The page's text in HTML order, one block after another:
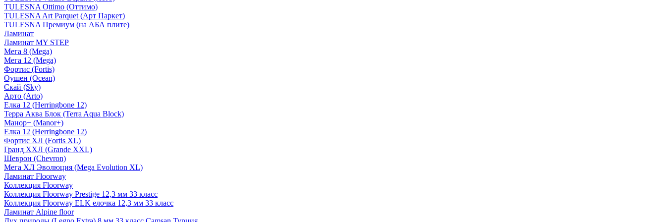
TULESNA Ottimo (Оттимо)
TULESNA Art Parquet (Арт Паркет)
TULESNA Премиум (на АБА плите)
Ламинат
Ламинат MY STEP
Мега 8 (Mega)
Мега 12 (Mega)
Фортис (Fortis)
Оушен (Ocean)
Скай (Sky)
Арто (Arto)
Елка 12 (Herringbone 12)
Терра Аква Блок (Terra Aqua Block)
Манор+ (Manor+)
Елка 12 (Herringbone 12)
Фортис ХЛ (Fortis XL)
Гранд ХХЛ (Grande XXL)
Шеврон (Chevron)
Мега ХЛ Эволюция (Mega Evolution XL)
Ламинат Floorway
Коллекция Floorway
Коллекция Floorway Prestige 12,3 мм 33 класс
Коллекция Floorway ELK елочка 12,3 мм 33 класс
Ламинат Alpine floor